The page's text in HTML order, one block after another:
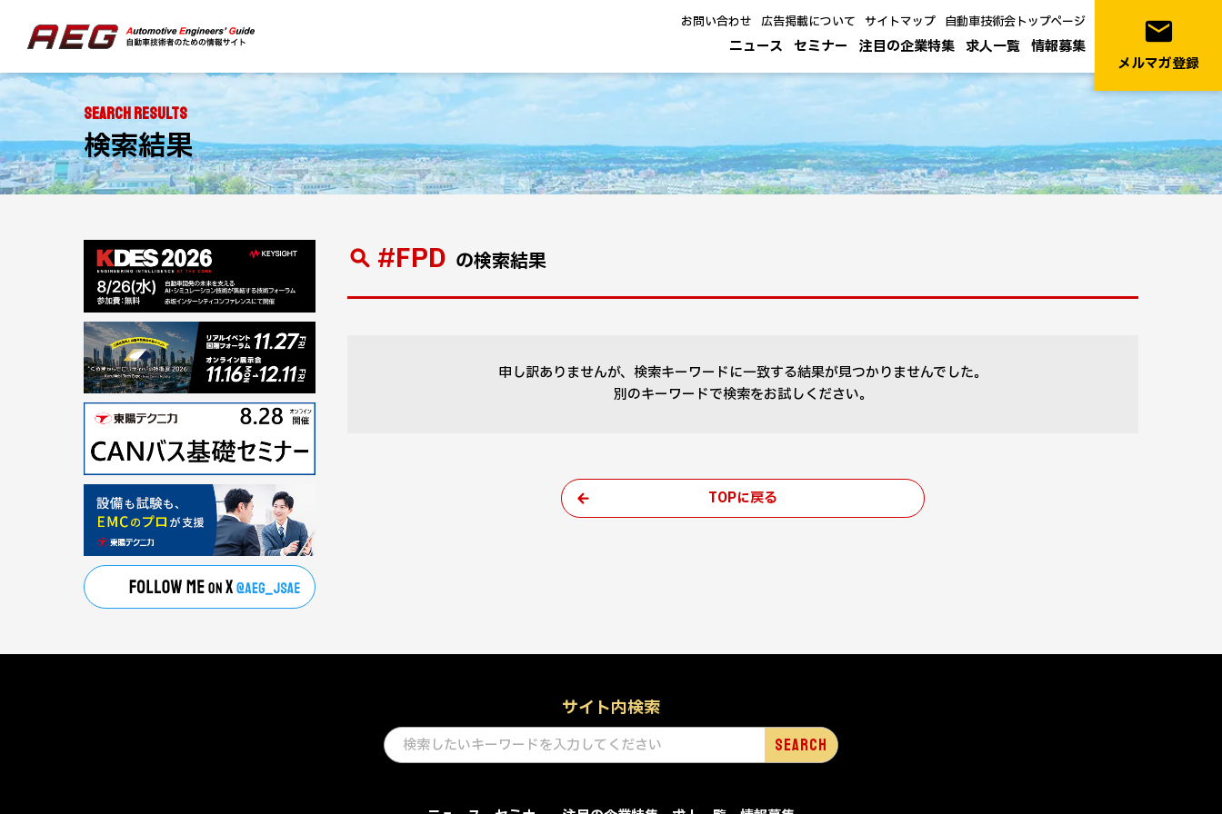
ニュース セミナー 注目の企業特集 求人一覧 情報募集
お問い合わせ 広告掲載について サイトマップ 自動車技術会トップページ email
メルマガ登録
SEARCH RESULTS
検索結果
#FPD の検索結果
申し訳ありませんが、検索キーワードに一致する結果が見つかりませんでした。
別のキーワードで検索をお試しください。
TOPに戻る
サイト内検索